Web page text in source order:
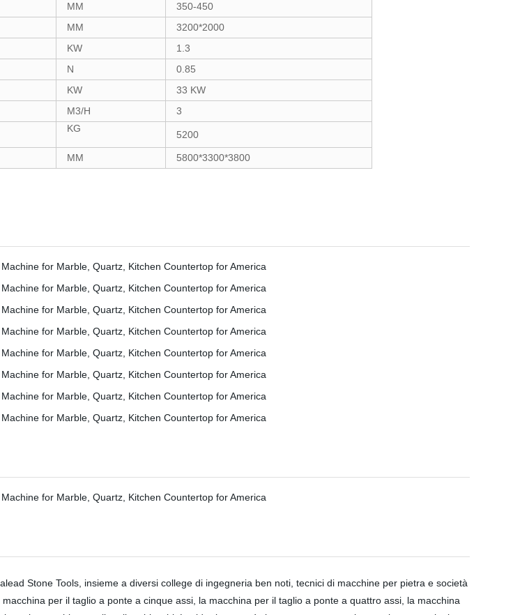
MM
350-450
MM
3200*2000
KW
1.3
N
0.85
KW
33 KW
M3/H 3
KG
5200
MM 5800*3300*3800
Stone Tools, insieme a diversi college di ingegneria ben noti, tecnici di macchine per pietra e società
per il taglio a ponte a cinque assi, la macchina per il taglio a ponte a quattro assi, la macchina